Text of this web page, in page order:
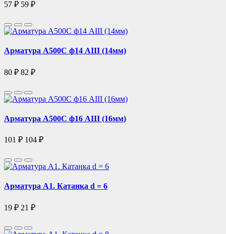
57 ₽ 59 ₽
Арматура А500С ф14 АIII (14мм)
80 ₽ 82 ₽
Арматура А500С ф16 АIII (16мм)
101 ₽ 104 ₽
Арматура А1. Катанка d = 6
19 ₽ 21 ₽